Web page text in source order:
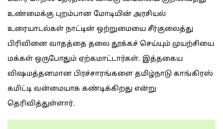
உண்மைக்கு புறம்பான மோடியின் அரசியல்
உரையாடல்கள் நாட்டின் ஒற்றுமையை சீர்குலைத்து
பிரிவினை வாதத்தை தலை தூக்கச் செய்யும் முயற்சியை
மக்கள் ஒருபோதும் ஏற்கமாட்டார்கள். இத்தகைய
விஷமத்தனமான பிரச்சாரங்களை தமிழ்நாடு காங்கிரஸ்
கமிட்டி வன்மையாக கண்டிக்கிறது என்று
தெரிவித்துள்ளார்.